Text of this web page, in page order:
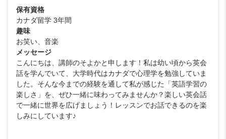
保有資格
カナダ留学 3年間
趣味
お笑い、音楽
メッセージ
こんにちは、講師のそよかと申します！私は幼い頃から英会
話を学んでいて、大学時代はカナダで心理学を勉強していま
した。そんな今までの経験を通して私が感じた「英語学習の
楽しさ」を、ぜひ一緒に味わってみませんか？楽しい英会話
で一緒に世界を広げましょう！レッスンでお話できるのを楽
しみにしています♪